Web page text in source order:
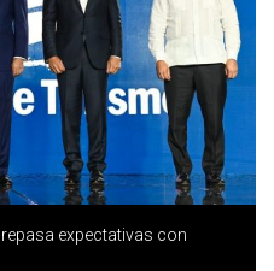
expectativas con